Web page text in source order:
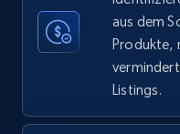
Amazon products
upc numbers
Title, Seller name,
aus dem
Produkte,
Listings.